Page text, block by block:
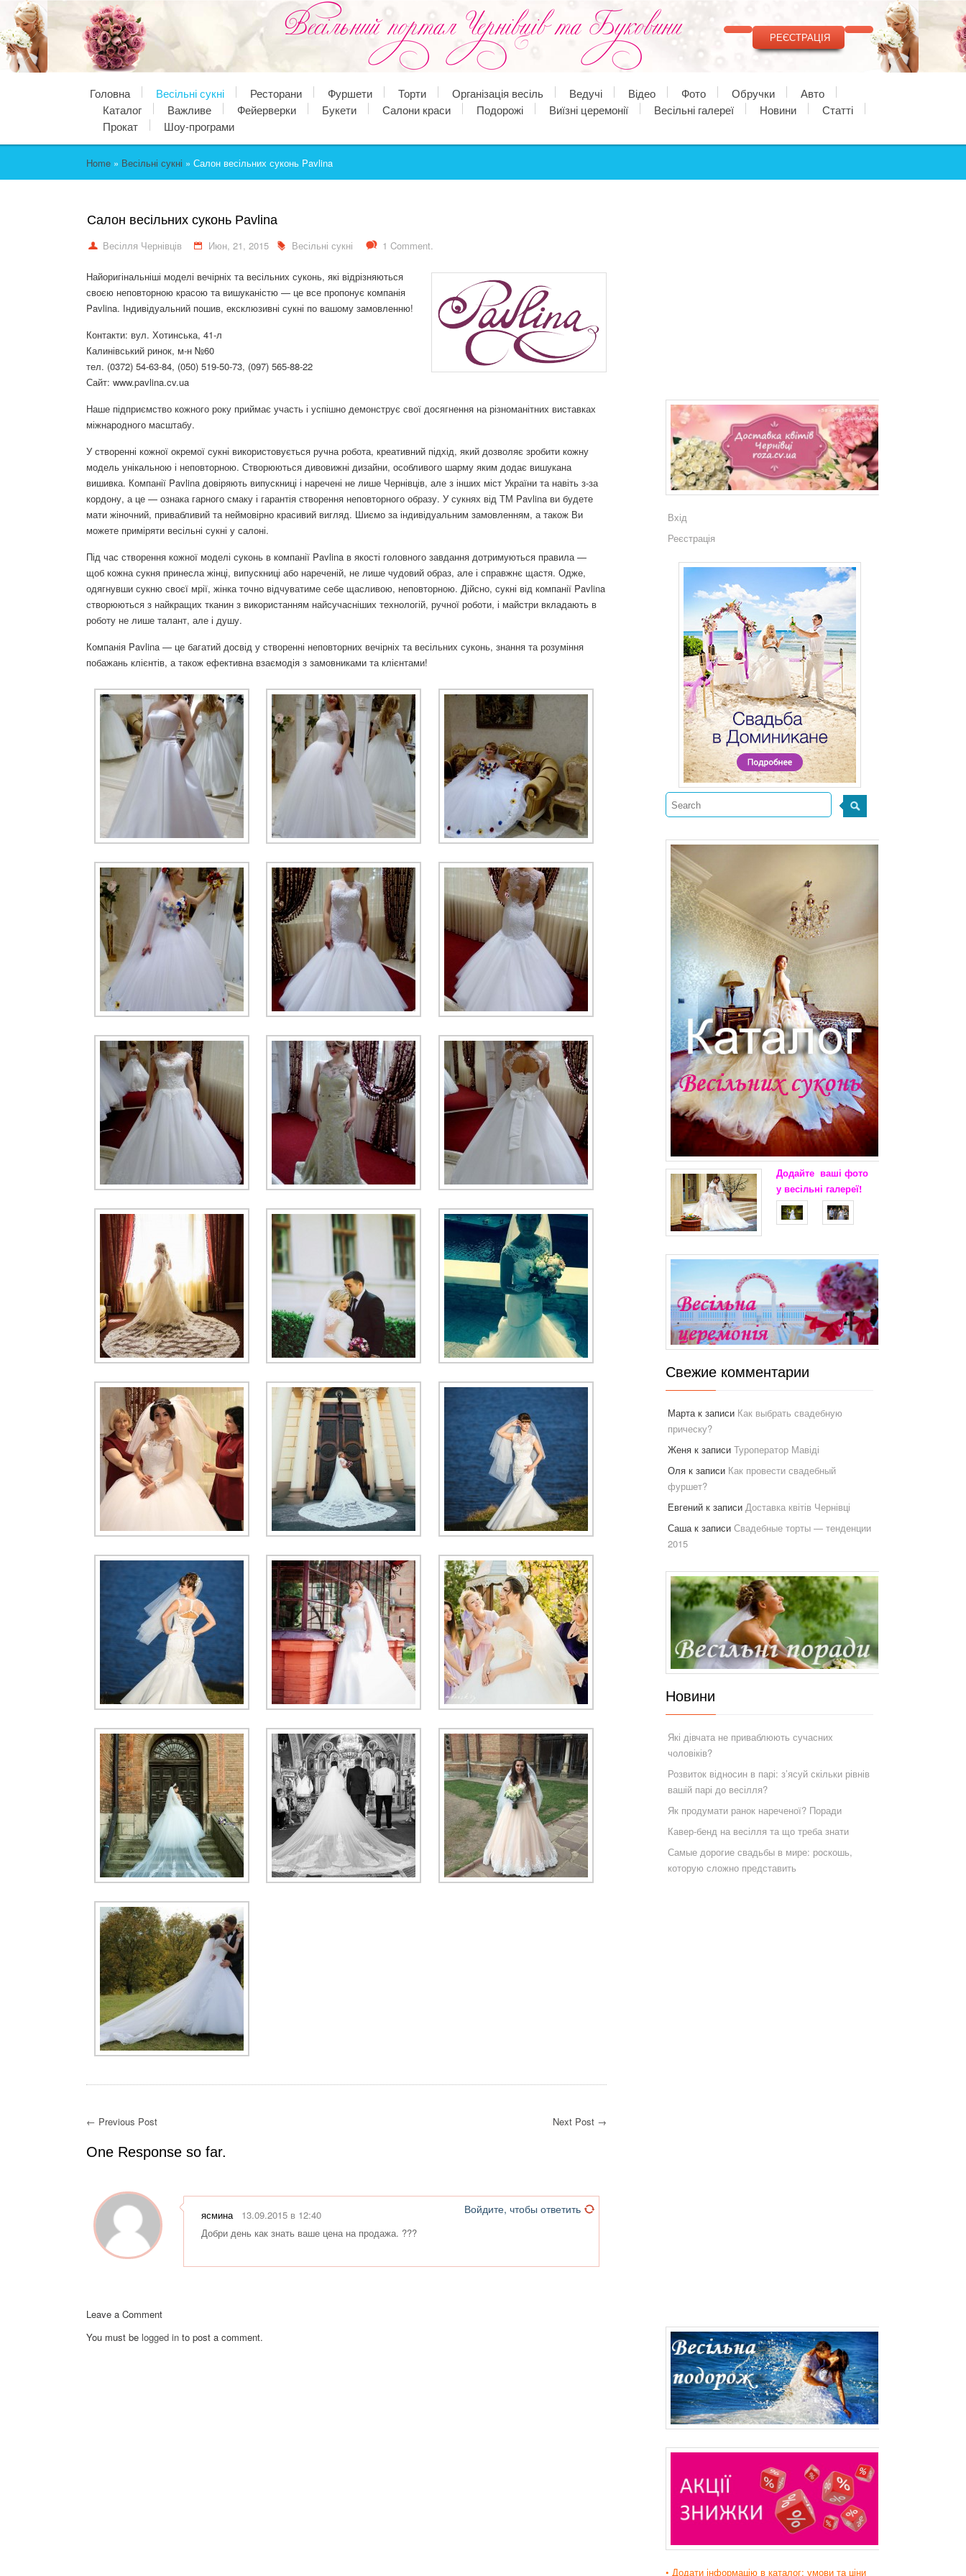
РЕЄСТРАЦІЯ
Головна Весільні сукні Ресторани Фуршети Торти Організація весіль Ведучі Відео Фото Обручки
Авто
Каталог
Важливе Фейерверки Букети Салони краси Подорожі Виїзні церемонії Весільні галереї Новини
Статті
Прокат
Шоу-програми
Home» Весільні сукні » Салон весільних суконь Pavlina
Салон весільних суконь Pavlina
Весілля Чернівців Июн, 21, 2015 Весільні сукні 1 Comment.
Найоригінальніші моделі вечірніх та весільних суконь, які відрізняються
своєю неповторною красою та вишуканістю — це все пропонує компанія
Pavlina. Індивідуальний пошив, ексклюзивні сукні по вашому замовленню!
Контакти: вул. Хотинська, 41-л
Калинівський ринок, м-н №60
тел. (0372) 54-63-84, (050) 519-50-73, (097) 565-88-22
Сайт: www.pavlina.cv.ua
Наше підприємство кожного року приймає участь і успішно демонструє свої досягнення на різноманітних виставках
міжнародного масштабу.
У створенні кожної окремої сукні використовується ручна робота, креативний підхід, який дозволяє зробити кожну
модель унікальною і неповторною. Створюються дивовижні дизайни, особливого шарму яким додає вишукана
вишивка. Компанії Pavlina довіряють випускниці і наречені не лише Чернівців, але з інших міст України та навіть з-за
кордону, а це — ознака гарного смаку і гарантія створення неповторного образу. У сукнях від ТМ Pavlina ви будете
мати жіночний, привабливий та неймовірно красивий вигляд. Шиємо за індивідуальним замовленням, а також Ви
можете приміряти весільні сукні у салоні.
Під час створення кожної моделі суконь в компанії Pavlina в якості головного завдання дотримуються правила —
щоб кожна сукня принесла жінці, випускниці або нареченій, не лише чудовий образ, але і справжнє щастя. Одже,
одягнувши сукню своєї мрії, жінка точно відчуватиме себе щасливою, неповторною. Дійсно, сукні від компанії Pavlina
створюються з найкращих тканин з використанням найсучасніших технологій, ручної роботи, і майстри вкладають в
роботу не лише талант, але і душу.
Компанія Pavlina — це багатий досвід у створенні неповторних вечірніх та весільних суконь, знання та розуміння
побажань клієнтів, а також ефективна взаємодія з замовниками та клієнтами!
← Previous Post Next Post →
One Response so far.
ясмина
13.09.2015 в 12:40
Добри день как знать ваше цена на продажа. ???
Войдите, чтобы ответить
Leave a Comment
You must be logged into post a comment.
Вхід
Реєстрація
Додайте ваші фото
у весільні галереї!
Свежие комментарии
Мартак записи Как выбрать свадебную
прическу?
Женя к записиТуроператор Мавіді
Оля к записи Как провести свадебный
фуршет?
Евгений к записиДоставка квітів Чернівці
Сашак записиСвадебные торты — тенденции
2015
Новини
Які дівчата не приваблюють сучасних
чоловіків?
Розвиток відносин в парі: з’ясуй скільки рівнів
вашій парі до весілля?
Як продумати ранок нареченої? Поради
Кавер-бенд на весілля та що треба знати
Самые дорогие свадьбы в мире: роскошь,
которую сложно представить
• Додати інформацію в каталог: умови та ціни